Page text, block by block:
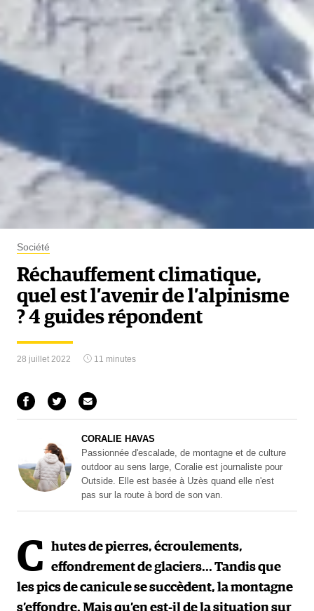
Société
Réchauffement climatique,
quel est l’avenir de l’alpinisme
? 4 guides répondent
28 juillet 2022 11 minutes
CORALIE HAVAS
Passionnée d'escalade, de montagne et de culture
outdoor au sens large, Coralie est journaliste pour
Outside. Elle est basée à Uzès quand elle n'est
pas sur la route à bord de son van.
C
hutes de pierres, écroulements,
effondrement de glaciers... Tandis que
les pics de canicule se succèdent, la montagne
s’effondre. Mais qu’en est-il de la situation sur